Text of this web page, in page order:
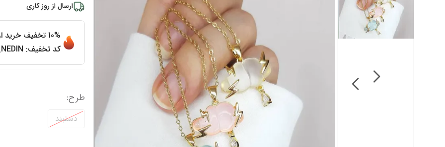
گوشواره
نمایش همه محصولات
ارسال از روز کاری
10% تخفیف خرید
کد تخفیف:
طرح:
دستبند